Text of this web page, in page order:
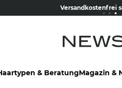
NEW IN: The Iconic
15% Wilkommens-
Versandkostenfrei
& BeratungMagazin &